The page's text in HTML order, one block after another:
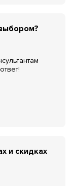
и скидках